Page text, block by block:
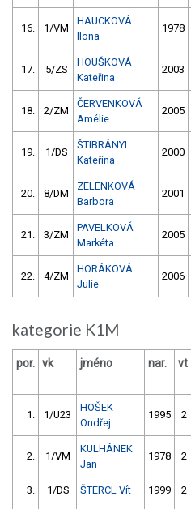
16. 1/VM
HAUCKOVÁ
Ilona
1978
17. 5/ZS
HOUŠKOVÁ
Kateřina
2003
18. 2/ZM
ČERVENKOVÁ
Amélie
2005
19. 1/DS
ŠTIBRÁNYI
Kateřina
2000
20. 8/DM
ZELENKOVÁ
Barbora
2001
21. 3/ZM
PAVELKOVÁ
Markéta
2005
22. 4/ZM
HORÁKOVÁ
Julie
2006
kategorie K1M
por. vk jméno nar. vt
1. 1/U23
HOŠEK
Ondřej
1995 2
2. 1/VM
KULHÁNEK
Jan
1978 2
3. 1/DS ŠTERCL Vít 1999 2